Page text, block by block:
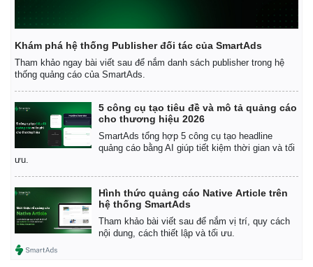
Bất động sản
Khởi nghiệp
Thị trường
Tiêu dùng
Tỷ giá
Chứng khoán
Giá cà phê
Khám phá hệ thống Publisher đối tác của SmartAds
Tham khảo ngay bài viết sau để nắm danh sách publisher trong hệ
thống quảng cáo của SmartAds.
5 công cụ tạo tiêu đề và mô tả quảng cáo
cho thương hiệu 2026
SmartAds tổng hợp 5 công cụ tạo headline
quảng cáo bằng AI giúp tiết kiệm thời gian và tối
ưu.
Hình thức quảng cáo Native Article trên
hệ thống SmartAds
Tham khảo bài viết sau để nắm vị trí, quy cách
nội dung, cách thiết lập và tối ưu.